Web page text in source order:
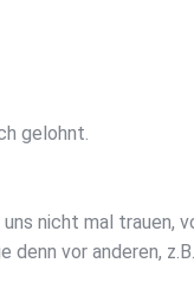
gelohnt.
nicht mal trauen,
denn vor anderen, z.B.